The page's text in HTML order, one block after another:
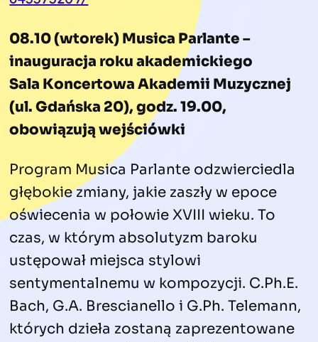
08.10 (wtorek) Musica Parlante –
inauguracja roku akademickiego
Sala Koncertowa Akademii Muzycznej
(ul. Gdańska 20), godz. 19.00,
obowiązują wejściówki
Program Musica Parlante odzwierciedla
głębokie zmiany, jakie zaszły w epoce
oświecenia w połowie XVIII wieku. To
czas, w którym absolutyzm baroku
ustępował miejsca stylowi
sentymentalnemu w kompozycji. C.Ph.E.
Bach, G.A. Brescianello i G.Ph. Telemann,
których dzieła zostaną zaprezentowane